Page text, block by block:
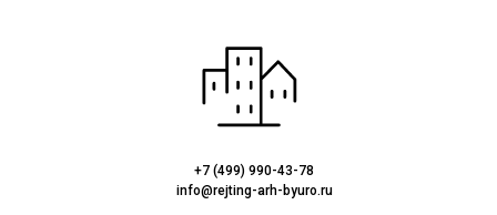
+7 (499) 990-43-78
info@rejting-arh-byuro.ru